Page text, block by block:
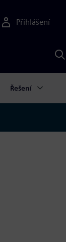
Přihlášení
Řešení